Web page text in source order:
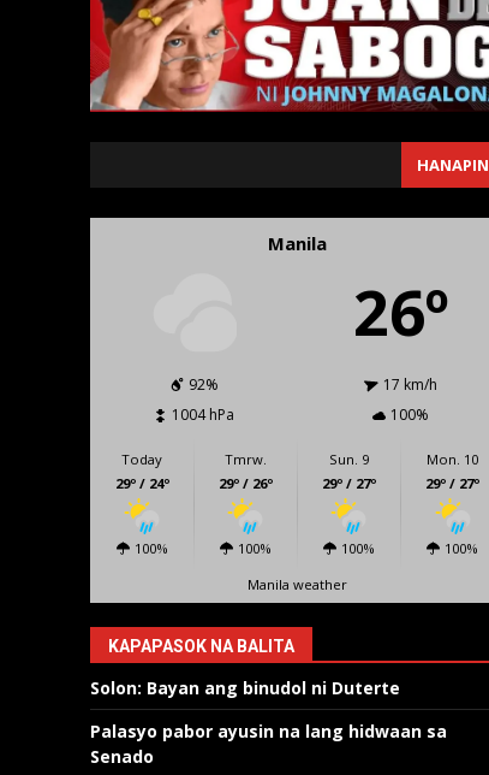
HANAPIN
Manila
26º
92%
17 km/h
1004 hPa
100%
Today
29º / 24º
100%
Tmrw.
29º / 26º
100%
Sun. 9
29º / 27º
100%
Mon. 10
29º / 27º
100%
Manila weather
KAPAPASOK NA BALITA
Solon: Bayan ang binudol ni Duterte
Palasyo pabor ayusin na lang hidwaan sa
Senado